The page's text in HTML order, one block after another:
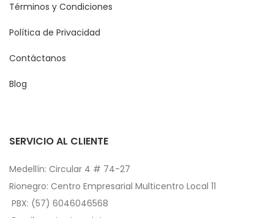
Términos y Condiciones
Política de Privacidad
Contáctanos
Blog
SERVICIO AL CLIENTE
Medellín: Circular 4 # 74-27
Rionegro: Centro Empresarial Multicentro Local 11
PBX: (57) 6046046568